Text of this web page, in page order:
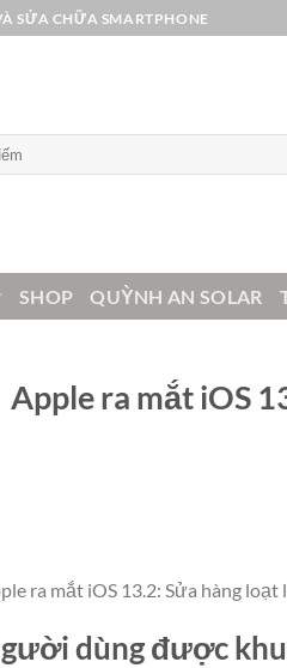
SỬA CHỮA SMARTPHONE
SHOP QUỲNH AN SOLAR
Apple ra mắt iOS
ra mắt iOS 13.2: Sửa hàng
dùng được